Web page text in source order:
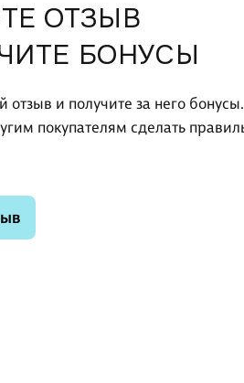
ОТЗЫВ
БОНУСЫ
отзыв и получите за него бонусы.
покупателям сделать